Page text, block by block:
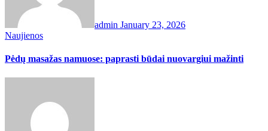
admin January 23, 2026
Naujienos
Pėdų masažas namuose: paprasti būdai nuovargiui mažinti